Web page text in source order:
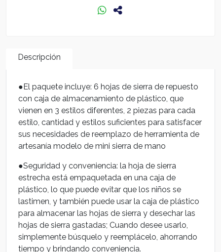
Descripción
●El paquete incluye: 6 hojas de sierra de repuesto
con caja de almacenamiento de plástico, que
vienen en 3 estilos diferentes, 2 piezas para cada
estilo, cantidad y estilos suficientes para satisfacer
sus necesidades de reemplazo de herramienta de
artesanía modelo de mini sierra de mano
●Seguridad y conveniencia: la hoja de sierra
estrecha está empaquetada en una caja de
plástico, lo que puede evitar que los niños se
lastimen, y también puede usar la caja de plástico
para almacenar las hojas de sierra y desechar las
hojas de sierra gastadas; Cuando desee usarlo,
simplemente búsquelo y reemplácelo, ahorrando
tiempo y brindando conveniencia.